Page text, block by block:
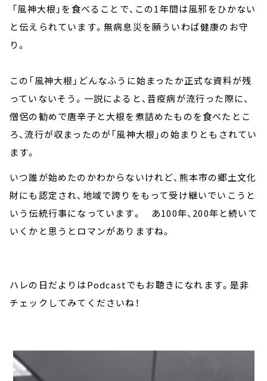
「風神大根」を食べることで、この1年間は風邪をひかない
と伝えられています。無病息災を願ういわば健康のお守
り。
この「風神大根」どんなふうに始まったか正式な資料が残
っていないそう。一説によると、昔疫病が流行った際に、
僧侶の勧めで唐辛子と大根を煮詰めたものを食べたとこ
ろ、流行が収まったのが「風神大根」の始まりともされてい
ます。
いつ誰が始めたのかわからないけれど、熊本市の郷土文化
財にも認定され、地域で誇りをもって受け継いでいこうと
いう伝統行事になっています。 あ100年、200年と続いて
いくかと思うとロマンがありますね。
ハレの日だよりはPodcastでもお聴きになれます。是非
チェックしてみてくださいね！